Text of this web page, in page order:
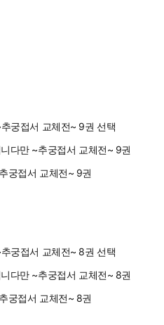
궁접서 교체전~ 9권 선택
궁접서 교체전~ 9권
궁접서 교체전~ 8권 선택
궁접서 교체전~ 8권